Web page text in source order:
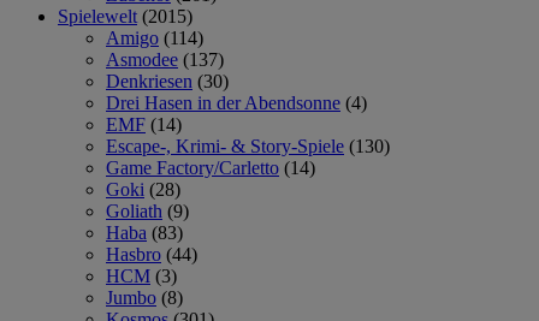
Spielewelt (2015)
Amigo (114)
Asmodee (137)
Denkriesen (30)
Drei Hasen in der Abendsonne (4)
EMF (14)
Escape-, Krimi- & Story-Spiele (130)
Game Factory/Carletto (14)
Goki (28)
Goliath (9)
Haba (83)
Hasbro (44)
HCM (3)
Jumbo (8)